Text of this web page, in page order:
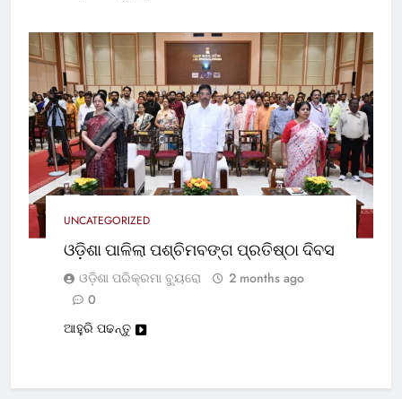
UNCATEGORIZED
ଓଡ଼ିଶା ପାଳିଲା ପଶ୍ଚିମବଙ୍ଗ ପ୍ରତିଷ୍ଠା ଦିବସ
ଓଡ଼ିଶା ପରିକ୍ରମା ବ୍ୟୁରୋ
2 months ago
0
ଆହୁରି ପଢନ୍ତୁ